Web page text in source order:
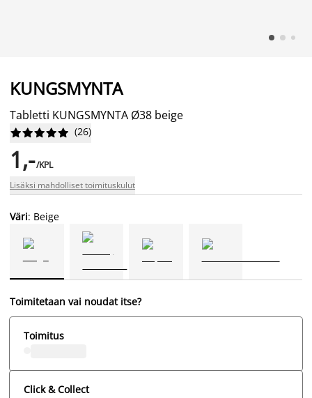
KUNGSMYNTA
Tabletti KUNGSMYNTA Ø38 beige





 (26)
1,-/KPL
Lisäksi mahdolliset toimituskulut
Väri: Beige
Toimitetaan vai noudat itse?
Toimitus
Click & Collect